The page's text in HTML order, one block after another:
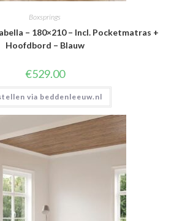
Boxsprings
– 180×210 – Incl. Pocketmatras +
Hoofdbord – Blauw
€529.00
via beddenleeuw.nl